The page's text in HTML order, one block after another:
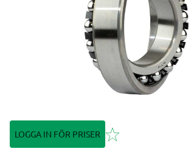
LOGGA IN FÖR PRISER Lägg till i favoriter